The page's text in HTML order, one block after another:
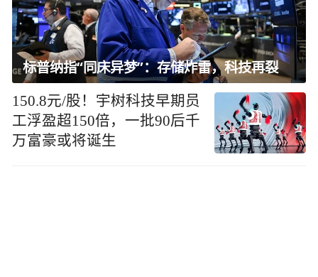
标普纳指“同床异梦”：存储炸雷，科技再裂
150.8元/股！宇树科技早期员
工浮盈超150倍，一批90后千
万富豪或将诞生